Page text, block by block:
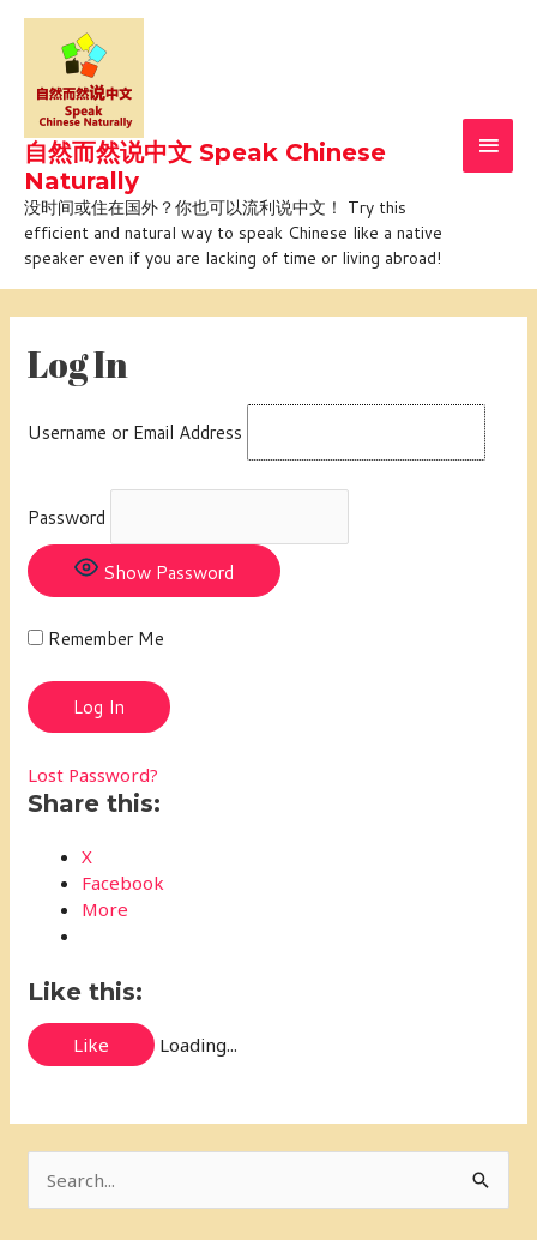
Skip
content
自然而然说中文 Speak Chinese
Naturally
没时间或住在国外？你也可以流利说中文！ Try this
efficient and natural way to speak Chinese like a native
speaker even if you are lacking of time or living abroad!
Log In
Username or Email Address
Password
Show Password
Remember Me
Lost Password?
Share this:
X
Facebook
More
Like this:
Like Loading...